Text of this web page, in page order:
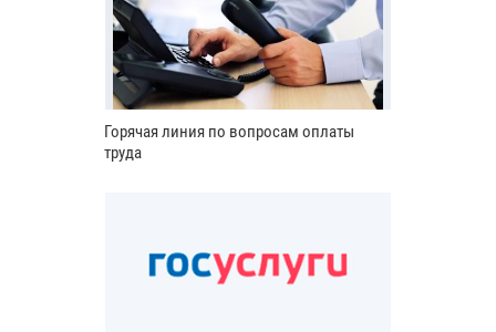
Горячая линия по вопросам оплаты
труда